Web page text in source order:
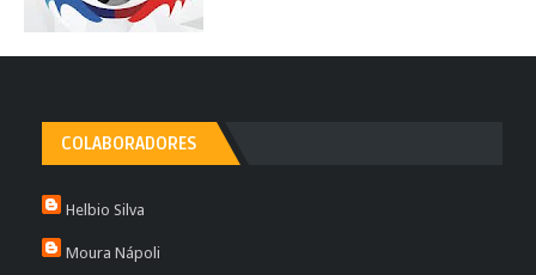
COLABORADORES
Helbio Silva
Moura Nápoli